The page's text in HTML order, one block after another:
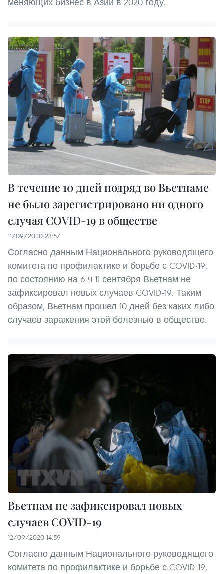
В течение 10 дней подряд во Вьетнаме
не было зарегистрировано ни одного
случая COVID-19 в обществе
11/09/2020 23:57
Согласно данным Национального руководящего
комитета по профилактике и борьбе с COVID-19,
по состоянию на 6 ч 11 сентября Вьетнам не
зафиксировал новых случаев COVID-19. Таким
образом, Вьетнам прошел 10 дней без каких-либо
случаев заражения этой болезнью в обществе.
Вьетнам не зафиксировал новых
случаев COVID-19
12/09/2020 14:59
Согласно данным Национального руководящего
комитета по профилактике и борьбе с COVID-19,